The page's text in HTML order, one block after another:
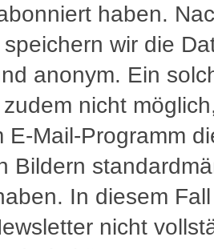
haben.
wir die
anonym. Ein
nicht
E-Mail-Programm
Bildern
In diesem
nicht